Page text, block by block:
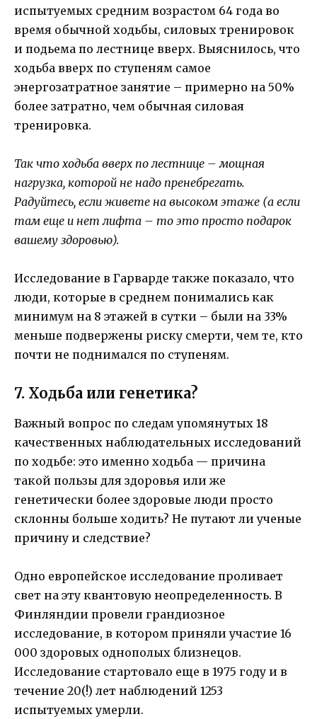
испытуемых средним возрастом 64 года во
время обычной ходьбы, силовых тренировок
и подьема по лестнице вверх. Выяснилось, что
ходьба вверх по ступеням самое
энергозатратное занятие – примерно на 50%
более затратно, чем обычная силовая
тренировка.
Так что ходьба вверх по лестнице – мощная
нагрузка, которой не надо пренебрегать.
Радуйтесь, если живете на высоком этаже (а если
там еще и нет лифта – то это просто подарок
вашему здоровью).
Исследование в Гарварде также показало, что
люди, которые в среднем понимались как
минимум на 8 этажей в сутки – были на 33%
меньше подвержены риску смерти, чем те, кто
почти не поднимался по ступеням.
7. Ходьба или генетика?
Важный вопрос по следам упомянутых 18
качественных наблюдательных исследований
по ходьбе: это именно ходьба — причина
такой пользы для здоровья или же
генетически более здоровые люди просто
склонны больше ходить? Не путают ли ученые
причину и следствие?
Одно европейское исследование проливает
свет на эту квантовую неопределенность. В
Финляндии провели грандиозное
исследование, в котором приняли участие 16
000 здоровых однополых близнецов.
Исследование стартовало еще в 1975 году и в
течение 20(!) лет наблюдений 1253
испытуемых умерли.